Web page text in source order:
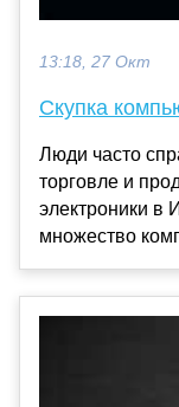
13:18, 27 Окт
Скупка
Люди часто
торговле и
электроники в
множество